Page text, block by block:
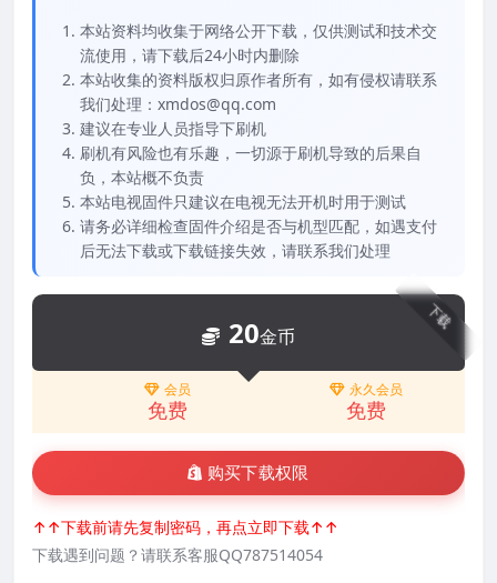
本站资料均收集于网络公开下载，仅供测试和技术交
流使用，请下载后24小时内删除
本站收集的资料版权归原作者所有，如有侵权请联系
我们处理：xmdos@qq.com
建议在专业人员指导下刷机
刷机有风险也有乐趣，一切源于刷机导致的后果自
负，本站概不负责
本站电视固件只建议在电视无法开机时用于测试
请务必详细检查固件介绍是否与机型匹配，如遇支付
后无法下载或下载链接失效，请联系我们处理
下载
20金币
会员
免费
永久会员
免费
购买下载权限
↑↑下载前请先复制密码，再点立即下载↑↑
下载遇到问题？请联系客服QQ787514054